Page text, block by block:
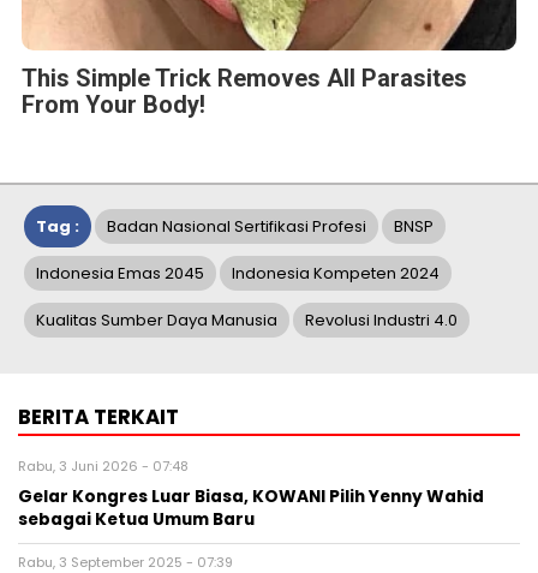
This Simple Trick Removes All Parasites
From Your Body!
Tag : Badan Nasional Sertifikasi Profesi BNSP
Indonesia Emas 2045 Indonesia Kompeten 2024
Kualitas Sumber Daya Manusia Revolusi Industri 4.0
BERITA TERKAIT
Rabu, 3 Juni 2026 - 07:48
Gelar Kongres Luar Biasa, KOWANI Pilih Yenny Wahid
sebagai Ketua Umum Baru
Rabu, 3 September 2025 - 07:39